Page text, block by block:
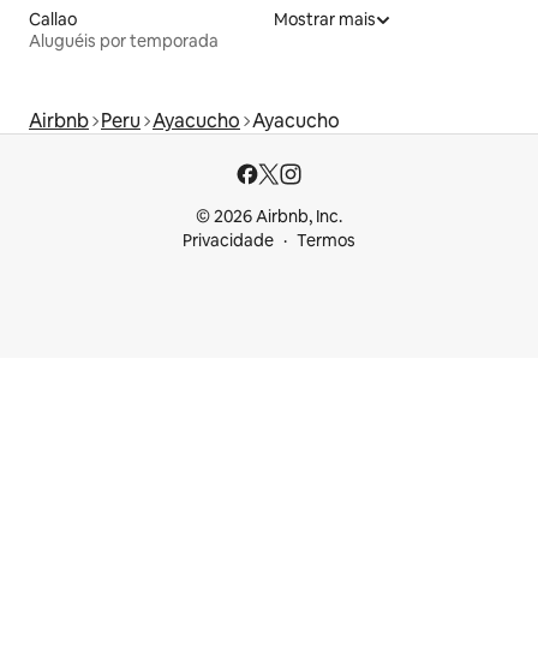
Callao
Aluguéis por temporada
Mostrar mais
Airbnb Peru Ayacucho Ayacucho
© 2026 Airbnb, Inc.
Privacidade
Termos